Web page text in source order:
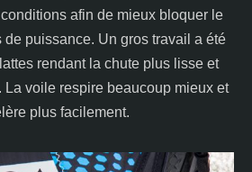
afin de mieux bloquer le
de puissance. Un gros travail a été
rendant la chute plus lisse et
La voile respire beaucoup mieux et
plus facilement.